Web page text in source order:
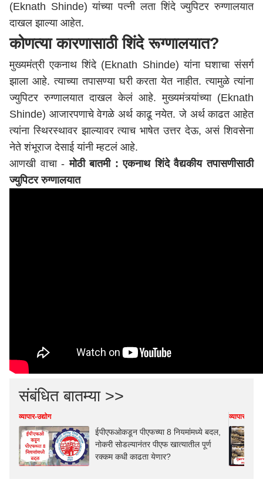
(Eknath Shinde) यांच्या पत्नी लता शिंदे ज्युपिटर रुग्णालयात
दाखल झाल्या आहेत.
कोणत्या कारणासाठी शिंदे रूग्णालयात?
मुख्यमंत्री एकनाथ शिंदे (Eknath Shinde) यांना घशाचा संसर्ग
झाला आहे. त्याच्या तपासण्या घरी करता येत नाहीत. त्यामुळे त्यांना
ज्युपिटर रुग्णालयात दाखल केलं आहे. मुख्यमंत्र्यांच्या (Eknath
Shinde) आजारपणाचे वेगळे अर्थ काढू नयेत. जे अर्थ काढत आहेत
त्यांना स्थिरस्थावर झाल्यावर त्याच भाषेत उत्तर देऊ, असं शिवसेना
नेते शंभूराज देसाई यांनी म्हटलं आहे.
आणखी वाचा -मोठी बातमी : एकनाथ शिंदे वैद्यकीय तपासणीसाठी
ज्युपिटर रुग्णालयात
संबंधित बातम्या >>
व्यापार-उद्योग
ईपीएफओकडून पीएफच्या 8 नियमांमध्ये बदल,
नोकरी सोडल्यानंतर पीएफ खात्यातील पूर्ण
रक्कम कधी काढता येणार?
व्यापार-उद्योग